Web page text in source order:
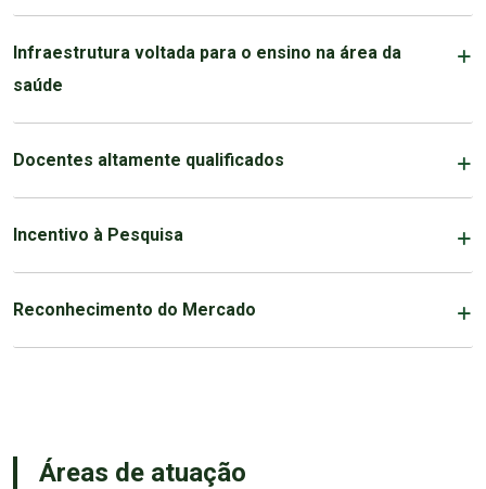
Infraestrutura voltada para o ensino na área da
saúde
Docentes altamente qualificados
Incentivo à Pesquisa
Reconhecimento do Mercado
Áreas de atuação